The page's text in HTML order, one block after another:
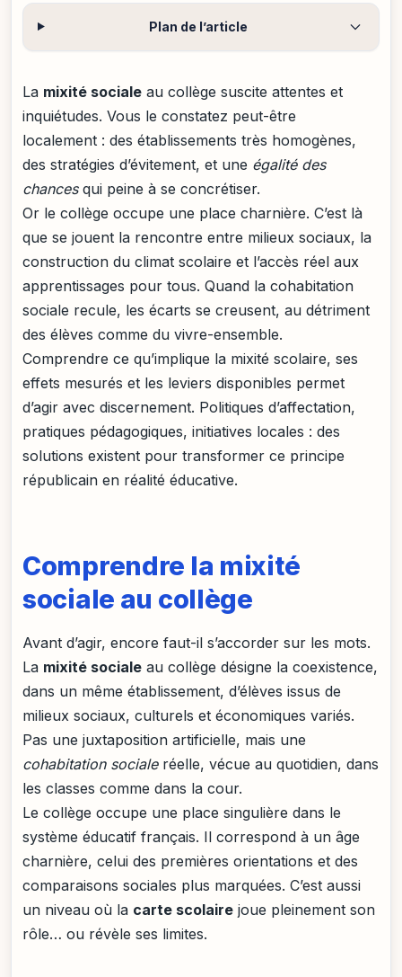
Plan de l’article
La mixité sociale au collège suscite attentes et
inquiétudes. Vous le constatez peut-être
localement : des établissements très homogènes,
des stratégies d’évitement, et une égalité des
chancesqui peine à se concrétiser.
Or le collège occupe une place charnière. C’est là
que se jouent la rencontre entre milieux sociaux, la
construction du climat scolaire et l’accès réel aux
apprentissages pour tous. Quand la cohabitation
sociale recule, les écarts se creusent, au détriment
des élèves comme du vivre-ensemble.
Comprendre ce qu’implique la mixité scolaire, ses
effets mesurés et les leviers disponibles permet
d’agir avec discernement. Politiques d’affectation,
pratiques pédagogiques, initiatives locales : des
solutions existent pour transformer ce principe
républicain en réalité éducative.
Comprendre la mixité
sociale au collège
Avant d’agir, encore faut-il s’accorder sur les mots.
La mixité sociale au collège désigne la coexistence,
dans un même établissement, d’élèves issus de
milieux sociaux, culturels et économiques variés.
Pas une juxtaposition artificielle, mais une
cohabitation socialeréelle, vécue au quotidien, dans
les classes comme dans la cour.
Le collège occupe une place singulière dans le
système éducatif français. Il correspond à un âge
charnière, celui des premières orientations et des
comparaisons sociales plus marquées. C’est aussi
un niveau où la carte scolaire joue pleinement son
rôle… ou révèle ses limites.